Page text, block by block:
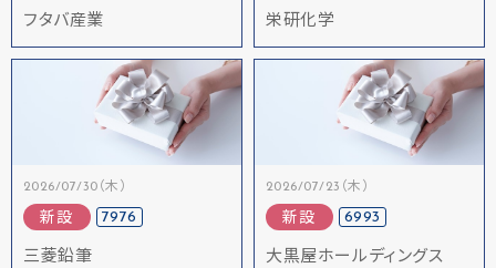
フタバ産業 栄研化学
2026/07/30（木）
新設 7976
三菱鉛筆
2026/07/23（木）
新設 6993
大黒屋ホールディングス